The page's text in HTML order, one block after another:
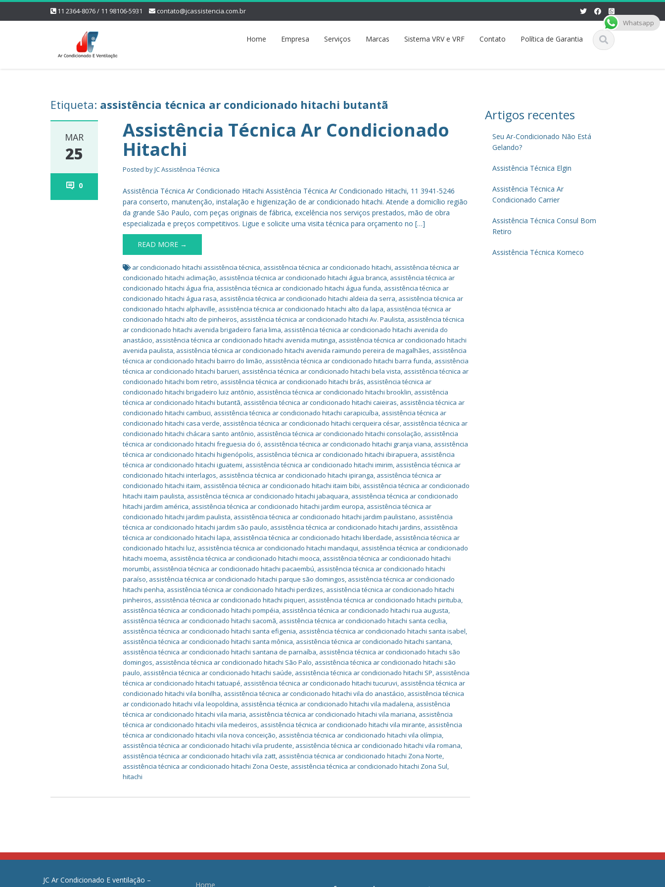
11 2364-8076 / 11 98106-5931 contato@jcassistencia.com.br
Home Empresa Serviços Marcas Sistema VRV e VRF Contato Política de Garantia
Etiqueta: assistência técnica ar condicionado hitachi butantã
MAR
25
0
Assistência Técnica Ar Condicionado
Hitachi
Posted byJC Assistência Técnica
Assistência Técnica Ar Condicionado Hitachi Assistência Técnica Ar Condicionado Hitachi, 11 3941-5246
para conserto, manutenção, instalação e higienização de ar condicionado hitachi. Atende a domicílio região
da grande São Paulo, com peças originais de fábrica, excelência nos serviços prestados, mão de obra
especializada e preços competitivos. Ligue e solicite uma visita técnica para orçamento no […]
READ MORE →
ar condicionado hitachi assistência técnica, assistência técnica ar condicionado hitachi, assistência técnica ar
condicionado hitachi aclimação, assistência técnica ar condicionado hitachi água branca, assistência técnica ar
condicionado hitachi água fria, assistência técnica ar condicionado hitachi água funda, assistência técnica ar
condicionado hitachi água rasa, assistência técnica ar condicionado hitachi aldeia da serra, assistência técnica ar
condicionado hitachi alphaville, assistência técnica ar condicionado hitachi alto da lapa, assistência técnica ar
condicionado hitachi alto de pinheiros, assistência técnica ar condicionado hitachi Av. Paulista, assistência técnica
ar condicionado hitachi avenida brigadeiro faria lima, assistência técnica ar condicionado hitachi avenida do
anastácio, assistência técnica ar condicionado hitachi avenida mutinga, assistência técnica ar condicionado hitachi
avenida paulista, assistência técnica ar condicionado hitachi avenida raimundo pereira de magalhães, assistência
técnica ar condicionado hitachi bairro do limão, assistência técnica ar condicionado hitachi barra funda, assistência
técnica ar condicionado hitachi barueri, assistência técnica ar condicionado hitachi bela vista, assistência técnica ar
condicionado hitachi bom retiro, assistência técnica ar condicionado hitachi brás, assistência técnica ar
condicionado hitachi brigadeiro luiz antõnio, assistência técnica ar condicionado hitachi brooklin, assistência
técnica ar condicionado hitachi butantã, assistência técnica ar condicionado hitachi caieiras, assistência técnica ar
condicionado hitachi cambuci, assistência técnica ar condicionado hitachi carapicuíba, assistência técnica ar
condicionado hitachi casa verde, assistência técnica ar condicionado hitachi cerqueira césar, assistência técnica ar
condicionado hitachi chácara santo antônio, assistência técnica ar condicionado hitachi consolação, assistência
técnica ar condicionado hitachi freguesia do ó, assistência técnica ar condicionado hitachi granja viana, assistência
técnica ar condicionado hitachi higienópolis, assistência técnica ar condicionado hitachi ibirapuera, assistência
técnica ar condicionado hitachi iguatemi, assistência técnica ar condicionado hitachi imirim, assistência técnica ar
condicionado hitachi interlagos, assistência técnica ar condicionado hitachi ipiranga, assistência técnica ar
condicionado hitachi itaim, assistência técnica ar condicionado hitachi itaim bibi, assistência técnica ar condicionado
hitachi itaim paulista, assistência técnica ar condicionado hitachi jabaquara, assistência técnica ar condicionado
hitachi jardim américa, assistência técnica ar condicionado hitachi jardim europa, assistência técnica ar
condicionado hitachi jardim paulista, assistência técnica ar condicionado hitachi jardim paulistano, assistência
técnica ar condicionado hitachi jardim são paulo, assistência técnica ar condicionado hitachi jardins, assistência
técnica ar condicionado hitachi lapa, assistência técnica ar condicionado hitachi liberdade, assistência técnica ar
condicionado hitachi luz, assistência técnica ar condicionado hitachi mandaqui, assistência técnica ar condicionado
hitachi moema, assistência técnica ar condicionado hitachi mooca, assistência técnica ar condicionado hitachi
morumbi, assistência técnica ar condicionado hitachi pacaembú, assistência técnica ar condicionado hitachi
paraíso, assistência técnica ar condicionado hitachi parque são domingos, assistência técnica ar condicionado
hitachi penha, assistência técnica ar condicionado hitachi perdizes, assistência técnica ar condicionado hitachi
pinheiros, assistência técnica ar condicionado hitachi piqueri, assistência técnica ar condicionado hitachi pirituba,
assistência técnica ar condicionado hitachi pompéia, assistência técnica ar condicionado hitachi rua augusta,
assistência técnica ar condicionado hitachi sacomã, assistência técnica ar condicionado hitachi santa cecília,
assistência técnica ar condicionado hitachi santa efigenia, assistência técnica ar condicionado hitachi santa isabel,
assistência técnica ar condicionado hitachi santa mônica, assistência técnica ar condicionado hitachi santana,
assistência técnica ar condicionado hitachi santana de parnaíba, assistência técnica ar condicionado hitachi são
domingos, assistência técnica ar condicionado hitachi São Palo, assistência técnica ar condicionado hitachi são
paulo, assistência técnica ar condicionado hitachi saúde, assistência técnica ar condicionado hitachi SP, assistência
técnica ar condicionado hitachi tatuapé, assistência técnica ar condicionado hitachi tucuruvi, assistência técnica ar
condicionado hitachi vila bonilha, assistência técnica ar condicionado hitachi vila do anastácio, assistência técnica
ar condicionado hitachi vila leopoldina, assistência técnica ar condicionado hitachi vila madalena, assistência
técnica ar condicionado hitachi vila maria, assistência técnica ar condicionado hitachi vila mariana, assistência
técnica ar condicionado hitachi vila medeiros, assistência técnica ar condicionado hitachi vila mirante, assistência
técnica ar condicionado hitachi vila nova conceição, assistência técnica ar condicionado hitachi vila olímpia,
assistência técnica ar condicionado hitachi vila prudente, assistência técnica ar condicionado hitachi vila romana,
assistência técnica ar condicionado hitachi vila zatt, assistência técnica ar condicionado hitachi Zona Norte,
assistência técnica ar condicionado hitachi Zona Oeste, assistência técnica ar condicionado hitachi Zona Sul,
hitachi
Artigos recentes
Seu Ar-Condicionado Não Está
Gelando?
Assistência Técnica Elgin
Assistência Técnica Ar
Condicionado Carrier
Assistência Técnica Consul Bom
Retiro
Assistência Técnica Komeco
JC Ar Condicionado E ventilação –
Home
Whatsapp